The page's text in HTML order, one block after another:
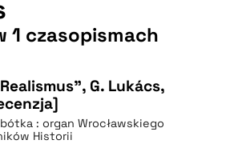
1 czasopismach
G. Lukács,
: organ Wrocławskiego
Historii